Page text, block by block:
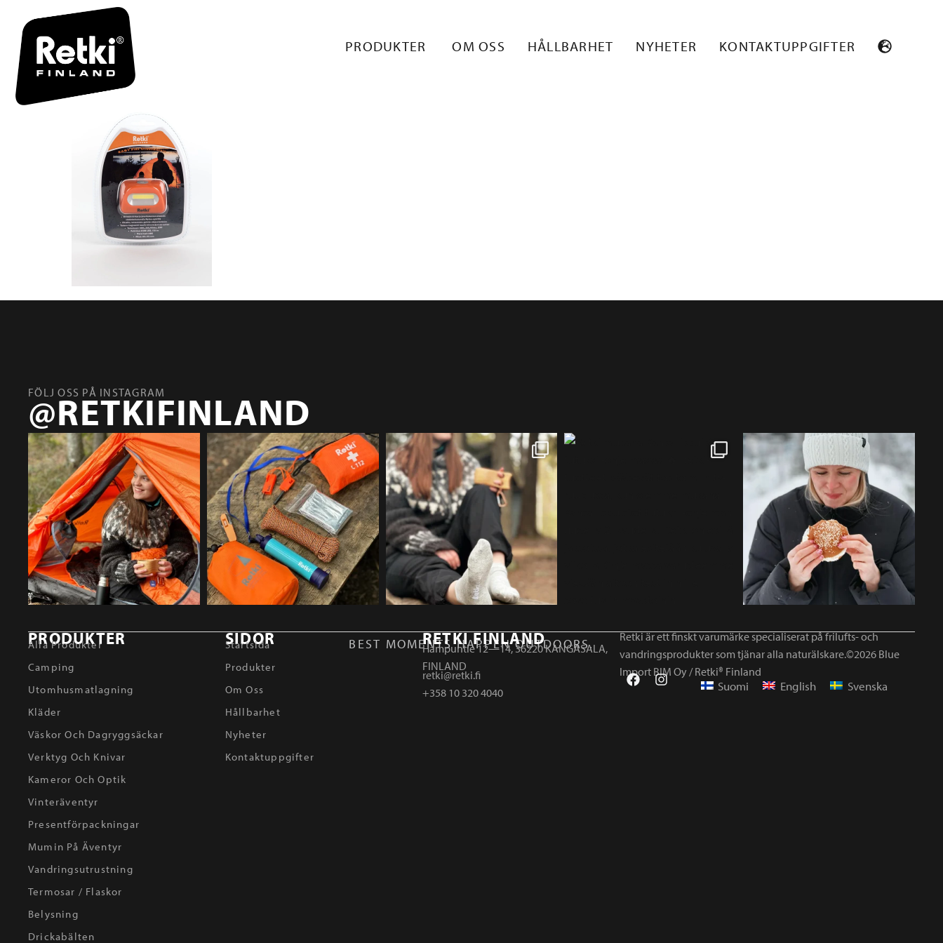
PRODUKTER OM OSS HÅLLBARHET NYHETER KONTAKTUPPGIFTER
FÖLJ OSS PÅ INSTAGRAM
@RETKIFINLAND
BEST MOMENTS HAPPEN OUTDOORS.
PRODUKTER
Alla Produkter
Camping
Utomhusmatlagning
Kläder
Väskor Och Dagryggsäckar
Verktyg Och Knivar
Kameror Och Optik
Vinteräventyr
Presentförpackningar
Mumin På Äventyr
Vandringsutrustning
Termosar / Flaskor
Belysning
Drickabälten
SIDOR
Startsida
Produkter
Om Oss
Hållbarhet
Nyheter
Kontaktuppgifter
RETKI FINLAND
Hampuntie 12—14, 36220 KANGASALA,
FINLAND
retki@retki.fi
+358 10 320 4040
Retki är ett finskt varumärke specialiserat på frilufts- och
vandringsprodukter som tjänar alla naturälskare.©2026 Blue
Import BIM Oy / Retki® Finland
Suomi English Svenska